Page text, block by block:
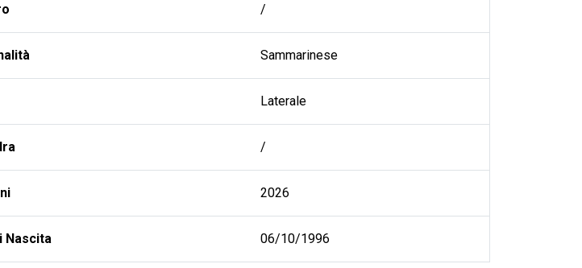
/
Sammarinese
Laterale
/
2026
Nascita 06/10/1996